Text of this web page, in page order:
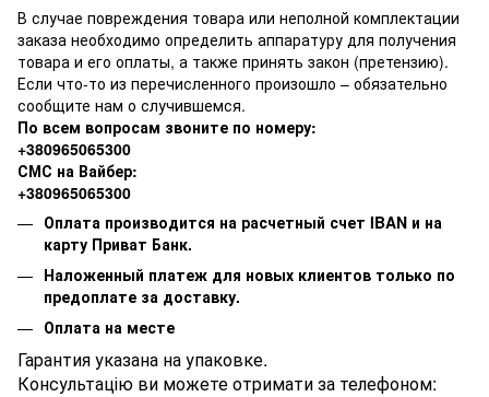
В случае повреждения товара или неполной комплектации
заказа необходимо определить аппаратуру для получения
товара и его оплаты, а также принять закон (претензию).
Если что-то из перечисленного произошло – обязательно
сообщите нам о случившемся.
По всем вопросам звоните по номеру:
+380965065300
СМС на Вайбер:
+380965065300
Оплата производится на расчетный счет IBAN и на
карту Приват Банк.
Наложенный платеж для новых клиентов только по
предоплате за доставку.
Оплата на месте
Гарантия указана на упаковке.
Консультацію ви можете отримати за телефоном: